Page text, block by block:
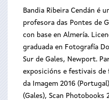
Bandia Ribeira Cendán é
profesora das Pontes de
con base en Almería.
graduada en Fotografía
Sur de Gales, Newport.
exposicións e festivais
da Imagem 2016
(Gales), Scan Photobooks